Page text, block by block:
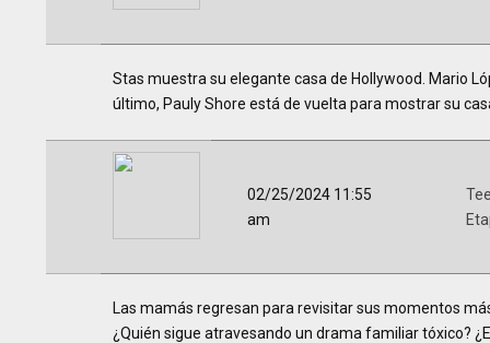
Stas muestra su elegante casa de Hollywood. Mario
último, Pauly Shore está de vuelta para mostrar su
02/25/2024 11:55
am
Las mamás regresan para revisitar sus momentos
¿Quién sigue atravesando un drama familiar tóxico?